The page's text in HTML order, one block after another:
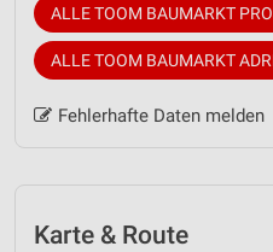
ALLE TOOM BAUMARKT
ALLE TOOM BAUMARKT
Fehlerhafte Daten melden
Karte & Route